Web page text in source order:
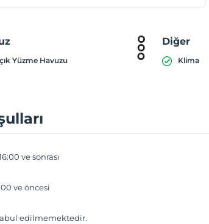
Yüzme Havuzu
Diğer
Klima
ve sonrası
ve öncesi
edilmemektedir.